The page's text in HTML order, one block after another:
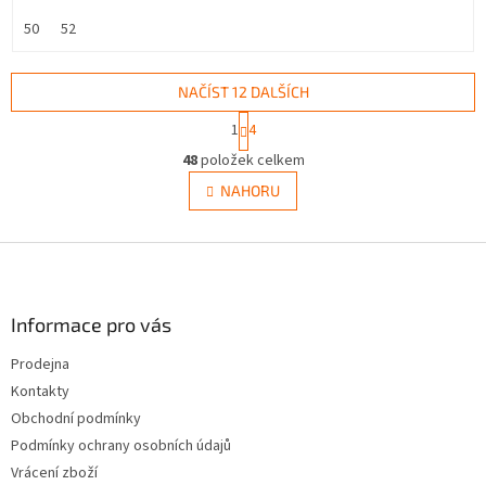
50
52
O
v
l
á
NAČÍST 12 DALŠÍCH
S
t
r
á
n
k
v
1 4
48položek celkem
NAHORU
Informace pro vás
Prodejna
Kontakty
Obchodní podmínky
Podmínky ochrany osobních údajů
Vrácení zboží